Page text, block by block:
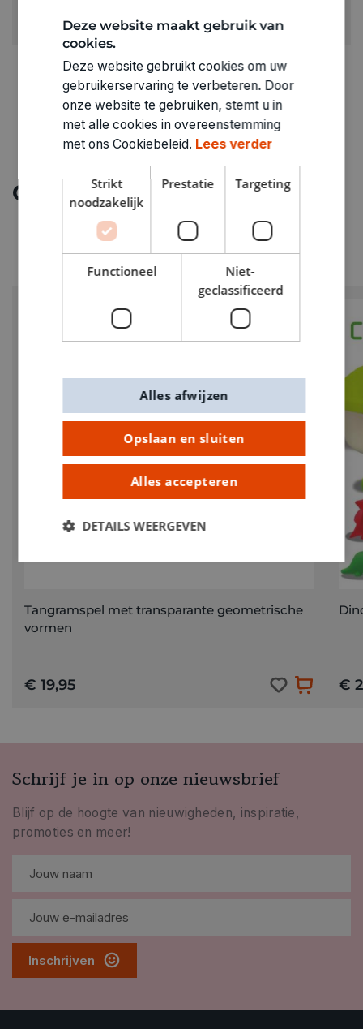
3020103
Ontdek meer
Tangramspel met transparante geometrische
vormen
€ 19,95 €
Schrijf je in op onze nieuwsbrief
Blijf op de hoogte van nieuwigheden, inspiratie,
promoties en meer!
Inschrijven
Deze website maakt gebruik van
cookies.
Deze website gebruikt cookies om uw
gebruikerservaring te verbeteren. Door
onze website te gebruiken, stemt u in
met alle cookies in overeenstemming
met ons Cookiebeleid. Lees verder
Strikt
noodzakelijk
Prestatie Targeting
Functioneel
Niet-
geclassificeerd
Opslaan en sluiten
Alles accepteren
Alles afwijzen
DETAILS WEERGEVEN